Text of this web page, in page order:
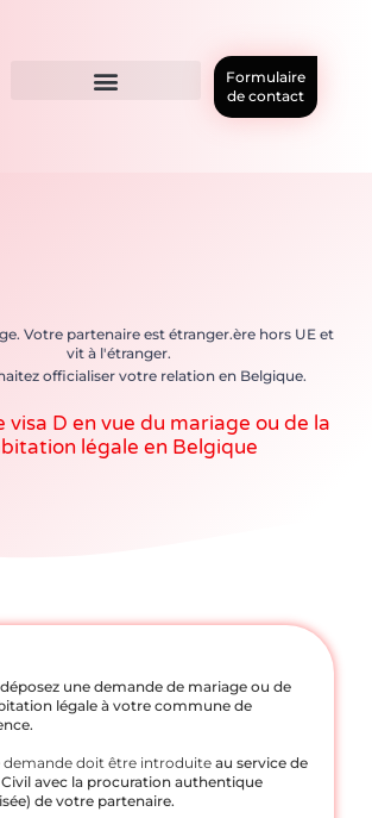
Formulaire
de contact
Votre partenaire est étranger.ère hors UE et
vit à l'étranger.
officialiser votre relation en Belgique.
visa D en vue du mariage ou de la
légale en Belgique
une demande de mariage ou de
légale à votre commune de
demande doit être introduiteau service de
Civil avec la procuration authentique
de votre partenaire.